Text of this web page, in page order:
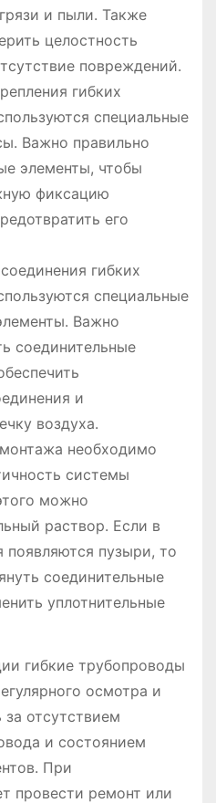
и пыли. Также
целостность
повреждений.
гибких
специальные
Важно правильно
элементы, чтобы
фиксацию
его
гибких
специальные
Важно
соединительные
и
воздуха.
необходимо
системы
можно
раствор. Если в
появляются пузыри, то
соединительные
уплотнительные
гибкие трубопроводы
осмотра и
отсутствием
и состоянием
При
провести ремонт или